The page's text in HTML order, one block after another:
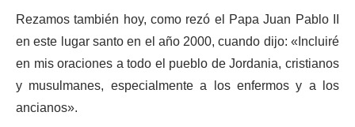
Rezamos también hoy, como rezó el Papa Juan Pablo II
en este lugar santo en el año 2000, cuando dijo: «Incluiré
en mis oraciones a todo el pueblo de Jordania, cristianos
y musulmanes, especialmente a los enfermos y a los
ancianos».